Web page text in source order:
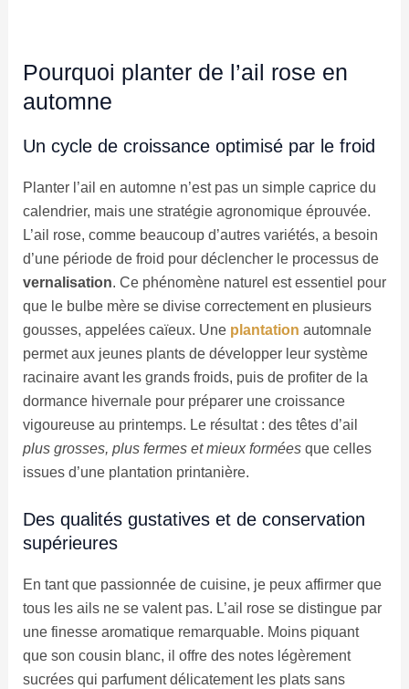
Pourquoi planter de l’ail rose en
automne
Un cycle de croissance optimisé par le froid
Planter l’ail en automne n’est pas un simple caprice du
calendrier, mais une stratégie agronomique éprouvée.
L’ail rose, comme beaucoup d’autres variétés, a besoin
d’une période de froid pour déclencher le processus de
vernalisation. Ce phénomène naturel est essentiel pour
que le bulbe mère se divise correctement en plusieurs
gousses, appelées caïeux. Une plantation automnale
permet aux jeunes plants de développer leur système
racinaire avant les grands froids, puis de profiter de la
dormance hivernale pour préparer une croissance
vigoureuse au printemps. Le résultat : des têtes d’ail
plus grosses, plus fermes et mieux forméesque celles
issues d’une plantation printanière.
Des qualités gustatives et de conservation
supérieures
En tant que passionnée de cuisine, je peux affirmer que
tous les ails ne se valent pas. L’ail rose se distingue par
une finesse aromatique remarquable. Moins piquant
que son cousin blanc, il offre des notes légèrement
sucrées qui parfument délicatement les plats sans